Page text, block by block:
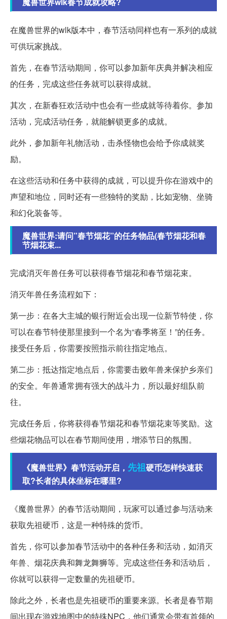
在魔兽世界的wlk版本中，春节活动同样也有一系列的成就
可供玩家挑战。
首先，在春节活动期间，你可以参加新年庆典并解决相应
的任务，完成这些任务就可以获得成就。
其次，在新春狂欢活动中也会有一些成就等待着你。参加
活动，完成活动任务，就能解锁更多的成就。
此外，参加新年礼物活动，击杀怪物也会给予你成就奖
励。
在这些活动和任务中获得的成就，可以提升你在游戏中的
声望和地位，同时还有一些独特的奖励，比如宠物、坐骑
和幻化装备等。
魔兽世界:请问”春节烟花”的任务物品(春节烟花和春
节烟花束...
完成消灭年兽任务可以获得春节烟花和春节烟花束。
消灭年兽任务流程如下：
第一步：在各大主城的银行附近会出现一位新节特使，你
可以在春节特使那里接到一个名为“春季将至！”的任务。
接受任务后，你需要按照指示前往指定地点。
第二步：抵达指定地点后，你需要击败年兽来保护乡亲们
的安全。年兽通常拥有强大的战斗力，所以最好组队前
往。
完成任务后，你将获得春节烟花和春节烟花束等奖励。这
些烟花物品可以在春节期间使用，增添节日的氛围。
《魔兽世界》春节活动开启， 先祖硬币怎样快速获
取?长者的具体坐标在哪里?
《魔兽世界》的春节活动期间，玩家可以通过参与活动来
获取先祖硬币，这是一种特殊的货币。
首先，你可以参加春节活动中的各种任务和活动，如消灭
年兽、烟花庆典和舞龙舞狮等。完成这些任务和活动后，
你就可以获得一定数量的先祖硬币。
除此之外，长者也是先祖硬币的重要来源。长者是春节期
间出现在游戏地图中的特殊NPC，他们通常会带有首领的